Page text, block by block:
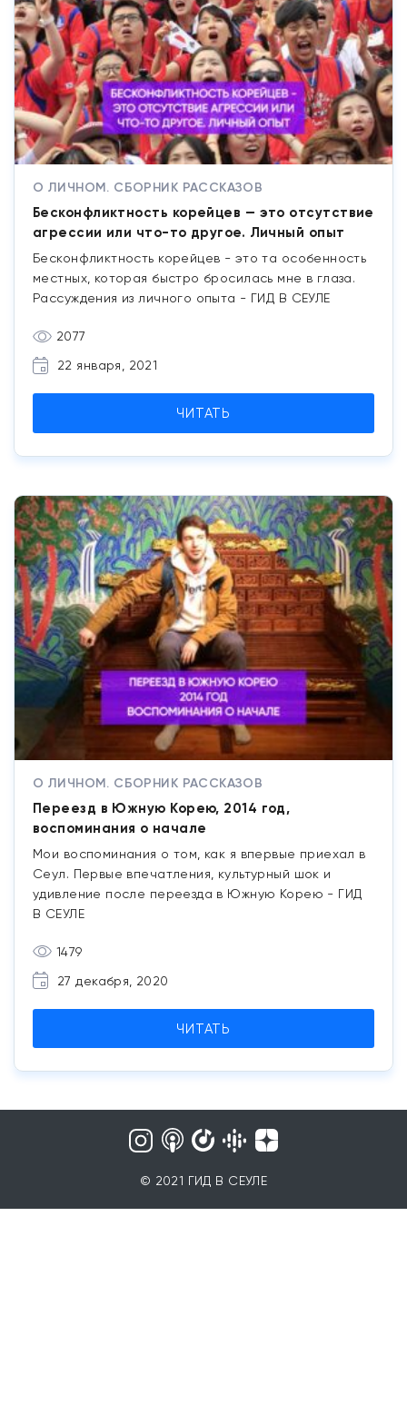
О ЛИЧНОМ. СБОРНИК РАССКАЗОВ
Бесконфликтность корейцев — это отсутствие
агрессии или что-то другое. Личный опыт
Бесконфликтность корейцев - это та особенность
местных, которая быстро бросилась мне в глаза.
Рассуждения из личного опыта - ГИД В СЕУЛЕ
2077
22 января, 2021
ЧИТАТЬ
О ЛИЧНОМ. СБОРНИК РАССКАЗОВ
Переезд в Южную Корею, 2014 год,
воспоминания о начале
Мои воспоминания о том, как я впервые приехал в
Сеул. Первые впечатления, культурный шок и
удивление после переезда в Южную Корею - ГИД
В СЕУЛЕ
1479
27 декабря, 2020
ЧИТАТЬ
© 2021 ГИД В СЕУЛЕ